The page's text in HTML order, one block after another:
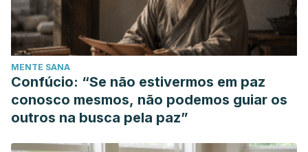
MENTE SANA
Confúcio: “Se não estivermos em paz
conosco mesmos, não podemos guiar os
outros na busca pela paz”